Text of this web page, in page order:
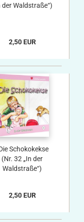
der Waldstraße“)
2,50 EUR
Schokokekse
(Nr. 32 „In der
Waldstraße“)
2,50 EUR